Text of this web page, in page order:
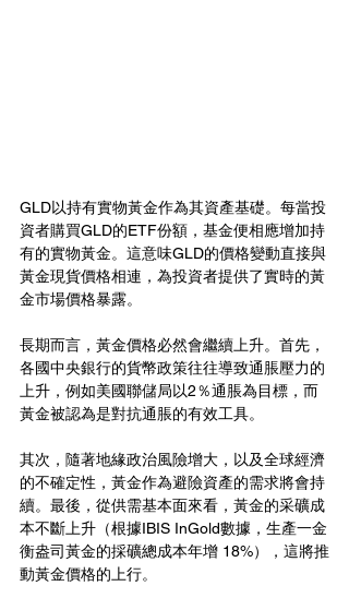
GLD以持有實物黃金作為其資產基礎。每當投
資者購買GLD的ETF份額，基金便相應增加持
有的實物黃金。這意味GLD的價格變動直接與
黃金現貨價格相連，為投資者提供了實時的黃
金市場價格暴露。
長期而言，黃金價格必然會繼續上升。首先，
各國中央銀行的貨幣政策往往導致通脹壓力的
上升，例如美國聯儲局以2％通脹為目標，而
黃金被認為是對抗通脹的有效工具。
其次，隨著地緣政治風險增大，以及全球經濟
的不確定性，黃金作為避險資產的需求將會持
續。最後，從供需基本面來看，黃金的采礦成
本不斷上升（根據IBIS InGold數據，生產一金
衡盎司黃金的採礦總成本年增 18%），這將推
動黃金價格的上行。